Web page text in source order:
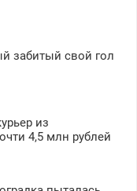
забитый свой гол
из
4,5 млн рублей